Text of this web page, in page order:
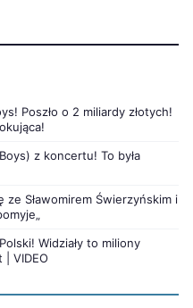
Poszło o 2 miliardy złotych!
z koncertu! To była
Sławomirem Świerzyńskim i
Widziały to miliony
VIDEO